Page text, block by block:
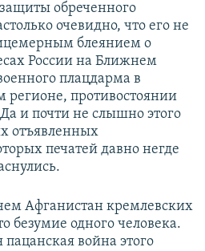
обреченного
очевидно, что его не
блеянием о
России на Ближнем
плацдарма в
регионе, противостоянии
и почти не слышно этого
отъявленных
печатей давно негде
Афганистан кремлевских
безумие одного человека.
война этого